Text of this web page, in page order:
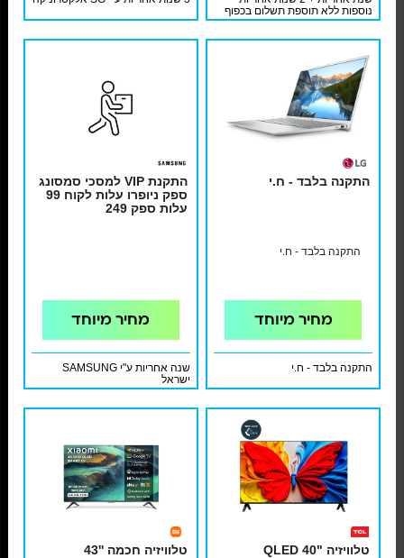
נוספות ללא תוספת תשלום בכפוף
לתעודת אחריות ולתקנון
התקנה בלבד - ח.י
התקנה בלבד - ח.י
מחיר מיוחד
התקנה בלבד - ח.י
התקנת VIP למסכי סמסונג
ספק ניופרו עלות לקוח 99
עלות ספק 249
מחיר מיוחד
שנה אחריות ע"י SAMSUNG
ישראל
טלוויזיה "40 QLED טלוויזיה חכמה ''43